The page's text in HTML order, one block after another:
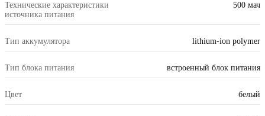
Технические характеристики
источника питания
500 мач
Тип аккумулятора lithium-ion polymer
Тип блока питания встроенный блок питания
Цвет белый